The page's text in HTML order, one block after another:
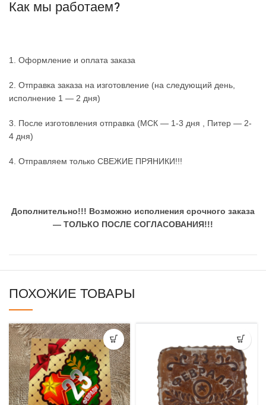
Как мы работаем?
1. Оформление и оплата заказа
2. Отправка заказа на изготовление (на следующий день,
исполнение 1 — 2 дня)
3. После изготовления отправка (МСК — 1-3 дня , Питер — 2-
4 дня)
4. Отправляем только СВЕЖИЕ ПРЯНИКИ!!!
Дополнительно!!! Возможно исполнения срочного заказа
— ТОЛЬКО ПОСЛЕ СОГЛАСОВАНИЯ!!!
ПОХОЖИЕ ТОВАРЫ